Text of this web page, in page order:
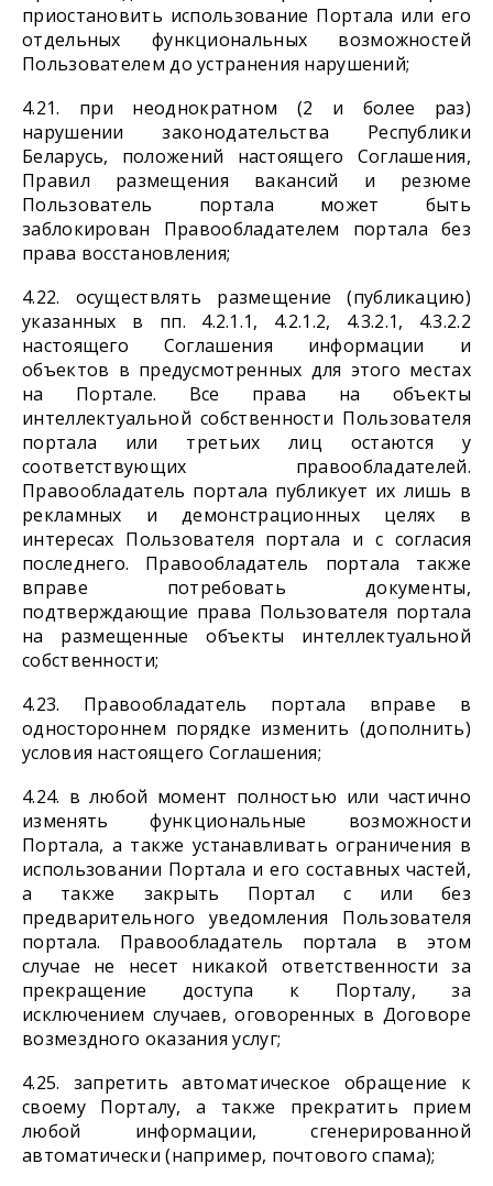
приостановить использование Портала или его
отдельных функциональных возможностей
Пользователем до устранения нарушений;
4.21. при неоднократном (2 и более раз)
нарушении законодательства Республики
Беларусь, положений настоящего Соглашения,
Правил размещения вакансий и резюме
Пользователь портала может быть
заблокирован Правообладателем портала без
права восстановления;
4.22. осуществлять размещение (публикацию)
указанных в пп. 4.2.1.1, 4.2.1.2, 4.3.2.1, 4.3.2.2
настоящего Соглашения информации и
объектов в предусмотренных для этого местах
на Портале. Все права на объекты
интеллектуальной собственности Пользователя
портала или третьих лиц остаются у
соответствующих правообладателей.
Правообладатель портала публикует их лишь в
рекламных и демонстрационных целях в
интересах Пользователя портала и с согласия
последнего. Правообладатель портала также
вправе потребовать документы,
подтверждающие права Пользователя портала
на размещенные объекты интеллектуальной
собственности;
4.23. Правообладатель портала вправе в
одностороннем порядке изменить (дополнить)
условия настоящего Соглашения;
4.24. в любой момент полностью или частично
изменять функциональные возможности
Портала, а также устанавливать ограничения в
использовании Портала и его составных частей,
а также закрыть Портал с или без
предварительного уведомления Пользователя
портала. Правообладатель портала в этом
случае не несет никакой ответственности за
прекращение доступа к Порталу, за
исключением случаев, оговоренных в Договоре
возмездного оказания услуг;
4.25. запретить автоматическое обращение к
своему Порталу, а также прекратить прием
любой информации, сгенерированной
автоматически (например, почтового спама);